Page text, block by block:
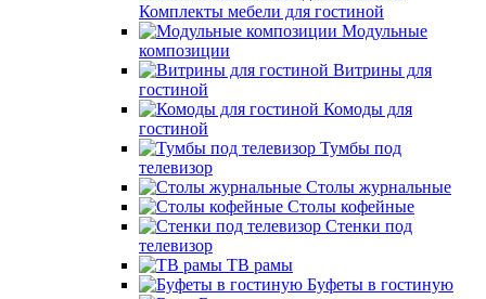
Комплекты мебели для гостиной
Модульные
композиции
Витрины для
гостиной
Комоды для
гостиной
Тумбы под
телевизор
Столы журнальные
Столы кофейные
Стенки под
телевизор
ТВ рамы
Буфеты в гостиную